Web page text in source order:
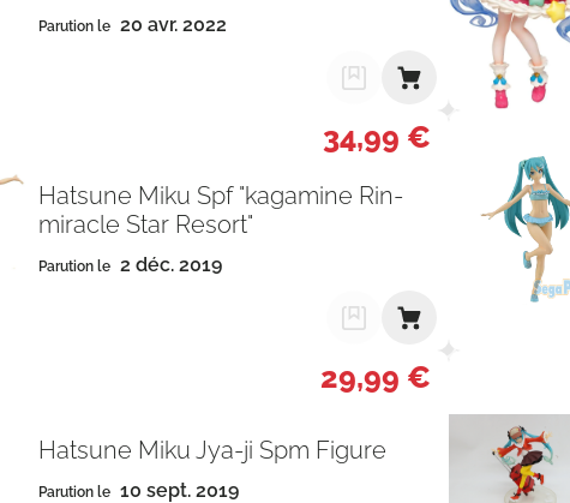
Parution le 20 avr. 2022
34,99 €
Hatsune Miku Spf "kagamine Rin-
miracle Star Resort"
Parution le 2 déc. 2019
29,99 €
Hatsune Miku Jya-ji Spm Figure
Parution le 10 sept. 2019